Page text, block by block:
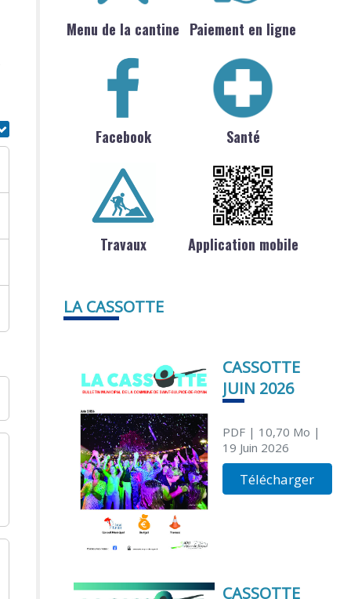
Menu de la cantine Paiement en ligne
Facebook Santé
Travaux Application mobile
LA CASSOTTE
CASSOTTE
JUIN 2026
PDF| 10,70 Mo |
19 Juin 2026
Télécharger
CASSOTTE